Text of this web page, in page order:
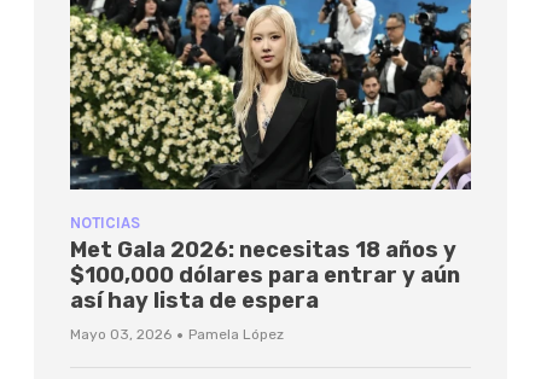
NOTICIAS
Met Gala 2026: necesitas 18 años y
$100,000 dólares para entrar y aún
así hay lista de espera
Mayo 03, 2026 · Pamela López